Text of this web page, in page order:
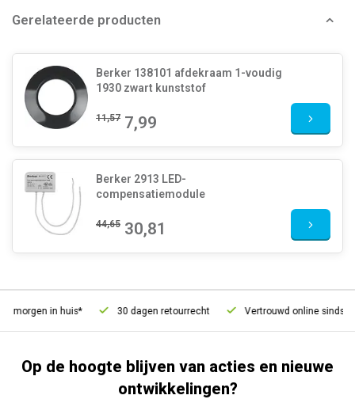
Gerelateerde producten
Berker 138101 afdekraam 1-voudig
1930 zwart kunststof
11,57 7,99
Berker 2913 LED-
compensatiemodule
44,65 30,81
morgen in huis* 30 dagen retourrecht Vertrouwd online sinds
Op de hoogte blijven van acties en nieuwe
ontwikkelingen?